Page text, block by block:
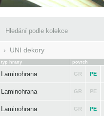
Hledání podle kolekce
› UNI dekory
typ hrany povrch
Laminohrana GR PE
Laminohrana GR PE
Laminohrana GR PE